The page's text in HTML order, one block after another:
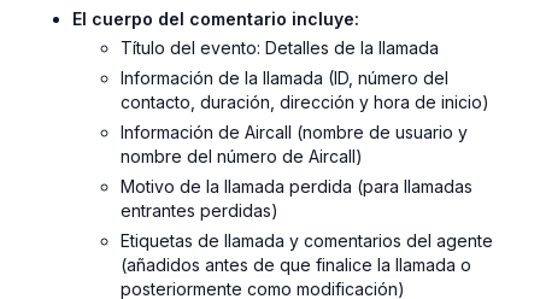
El cuerpo del comentario incluye:
Título del evento: Detalles de la llamada
Información de la llamada (ID, número del
contacto, duración, dirección y hora de inicio)
Información de Aircall (nombre de usuario y
nombre del número de Aircall)
Motivo de la llamada perdida (para llamadas
entrantes perdidas)
Etiquetas de llamada y comentarios del agente
(añadidos antes de que finalice la llamada o
posteriormente como modificación)